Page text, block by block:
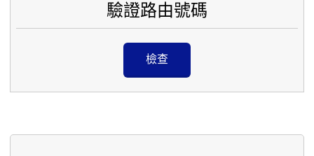
驗證路由號碼
檢查